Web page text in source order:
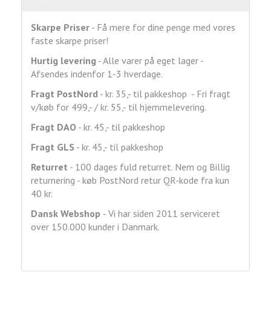
Skarpe Priser - Få mere for dine penge med vores
faste skarpe priser!
Hurtig levering - Alle varer på eget lager -
Afsendes indenfor 1-3 hverdage.
Fragt PostNord - kr. 35,- til pakkeshop - Fri fragt
v/køb for 499,- / kr. 55,- til hjemmelevering.
Fragt DAO - kr. 45,- til pakkeshop
Fragt GLS - kr. 45,- til pakkeshop
Returret - 100 dages fuld returret. Nem og Billig
returnering - køb PostNord retur QR-kode fra kun
40 kr.
Dansk Webshop - Vi har siden 2011 serviceret
over 150.000 kunder i Danmark.